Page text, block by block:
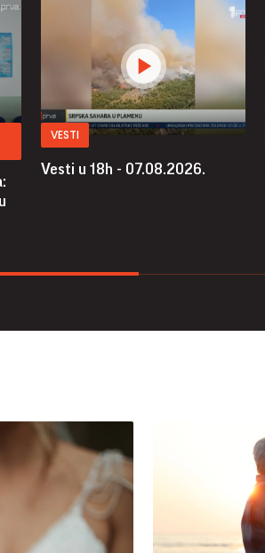
VESTI
Vesti u 18h - 07.08.2026.